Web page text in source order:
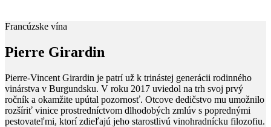
Francúzske vína
Pierre Girardin
Pierre-Vincent Girardin je patrí už k trinástej generácii rodinného
vinárstva v Burgundsku. V roku 2017 uviedol na trh svoj prvý
ročník a okamžite upútal pozornosť. Otcove dedičstvo mu umožnilo
rozšíriť vinice prostredníctvom dlhodobých zmlúv s poprednými
pestovateľmi, ktorí zdieľajú jeho starostlivú vinohradnícku filozofiu.